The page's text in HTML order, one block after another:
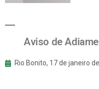
Aviso de
Rio Bonito, 17 de janeiro